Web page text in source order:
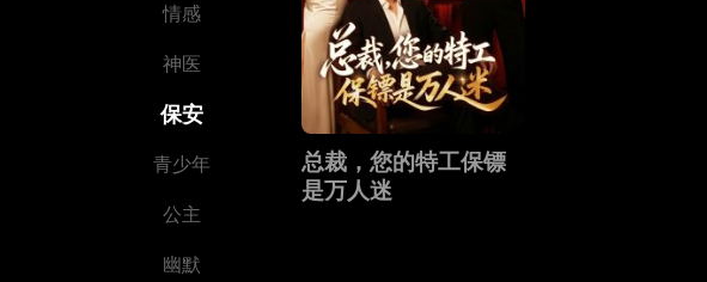
情感
神医
保安
青少年
公主
幽默
总裁，您的特工保镖
是万人迷